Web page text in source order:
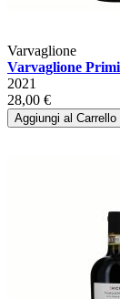
Varvaglione
Varvaglione
2021
28,00 €
Aggiungi al Carrello